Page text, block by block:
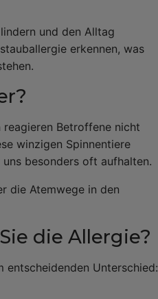
und den Alltag
erkennen, was
Betroffene nicht
winzigen Spinnentiere
besonders oft aufhalten.
die Atemwege in den
die Allergie?
entscheidenden Unterschied: